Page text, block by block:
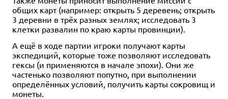
общих карт (например: открыть 5 деревень; открыть
3 деревни в трёх разных землях; исследовать 3
клетки развалин по краю карты провинции).
А ещё в ходе партии игроки получают карты
экспедиций, которые тоже позволяют исследовать
гексы (и применяются в начале эпохи). Они же
частенько позволяют попутно, при выполнении
определённых условий, получить карты сокровищ и
монеты.